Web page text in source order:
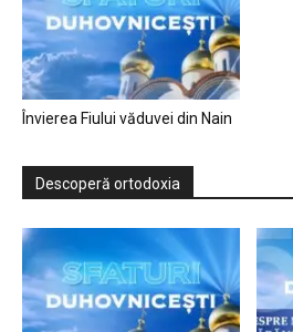
Învierea Fiului văduvei din Nain
Descoperă ortodoxia